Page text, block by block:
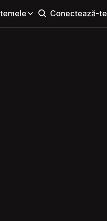
Conectează-te